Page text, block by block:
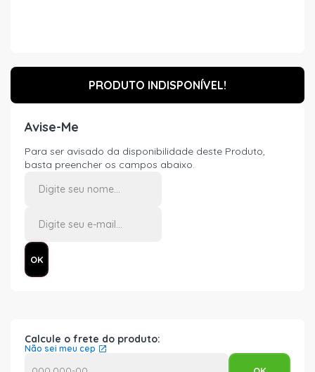
PRODUTO INDISPONÍVEL!
Avise-Me
Para ser avisado da disponibilidade deste Produto,
basta preencher os campos abaixo.
Calcule o frete do produto:
Não sei meu cep